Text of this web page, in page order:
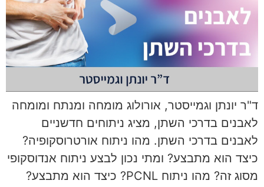
ד"ר יונתן וגמייסטר, אורולוג מומחה ומנתח ומומחה
לאבנים בדרכי השתן, מציג ניתוחים חדשניים
לאבנים בדרכי השתן. מהו ניתוח אורטרוסקופיה?
כיצד הוא מתבצע? ומתי נכון לבצע ניתוח אנדוסקופי
מסוג זה? מהו ניתוח PCNL? כיצד הוא מתבצע?